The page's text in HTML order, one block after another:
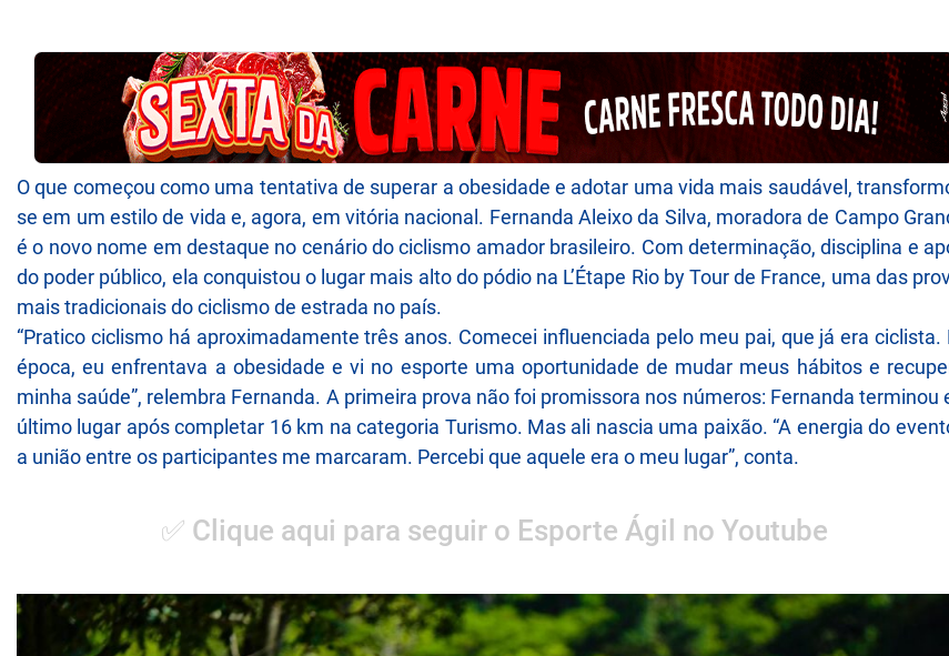
O que começou como uma tentativa de superar a obesidade e adotar uma vida mais saudável,
se em um estilo de vida e, agora, em vitória nacional. Fernanda Aleixo da Silva, moradora de Campo
é o novo nome em destaque no cenário do ciclismo amador brasileiro. Com determinação, disciplina e
do poder público, ela conquistou o lugar mais alto do pódio na L’Étape Rio by Tour de France, uma das
mais tradicionais do ciclismo de estrada no país.
“Pratico ciclismo há aproximadamente três anos. Comecei influenciada pelo meu pai, que já era ciclista.
época, eu enfrentava a obesidade e vi no esporte uma oportunidade de mudar meus hábitos e
minha saúde”, relembra Fernanda. A primeira prova não foi promissora nos números: Fernanda terminou
último lugar após completar 16 km na categoria Turismo. Mas ali nascia uma paixão. “A energia do
a união entre os participantes me marcaram. Percebi que aquele era o meu lugar”, conta.
✅ Clique aqui para seguir o Esporte Ágil no Youtube